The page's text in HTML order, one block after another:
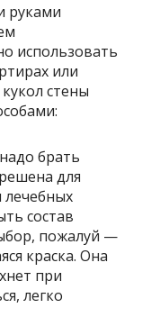
руками
использовать
или
стены
брать
для
лечебных
состав
пожалуй —
краска. Она
при
легко